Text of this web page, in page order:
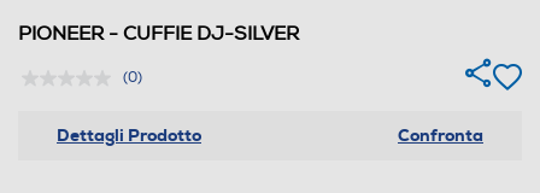
PIONEER - CUFFIE DJ-SILVER
(0)
Dettagli Prodotto Confronta